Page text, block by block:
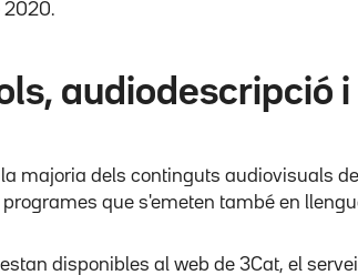
2020.
audiodescripció
majoria dels continguts audiovisuals
que s'emeten també en
disponibles al web de 3Cat, el